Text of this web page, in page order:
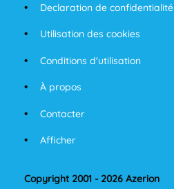
Declaration de confidentialité
Utilisation des cookies
Conditions d'utilisation
À propos
Contacter
Afficher
Copyright 2001 - 2026 Azerion